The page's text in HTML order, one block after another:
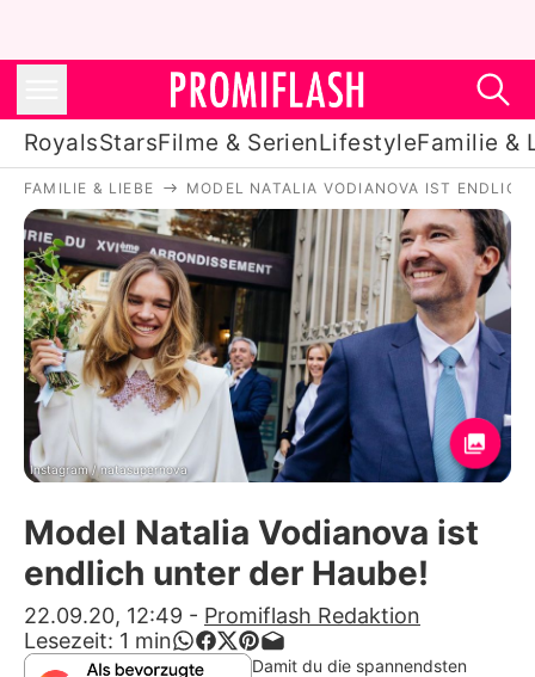
RoyalsStarsFilme & SerienLifestyleFamilie &
Royals
Stars
Filme & Serien
Lifestyle
Familie & Liebe
Promiflash Exklusiv
Alle Themen auf Promiflash
App runterladen
FAMILIE & LIEBE MODEL NATALIA VODIANOVA IST
Instagram / natasupernova
Model Natalia Vodianova ist
endlich unter der Haube!
22.09.20, 12:49 - Promiflash Redaktion
Lesezeit: 1 min
Damit du die spannendsten